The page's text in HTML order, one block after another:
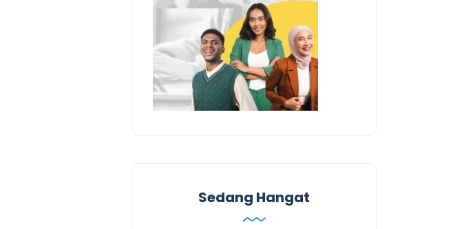
Sedang Hangat